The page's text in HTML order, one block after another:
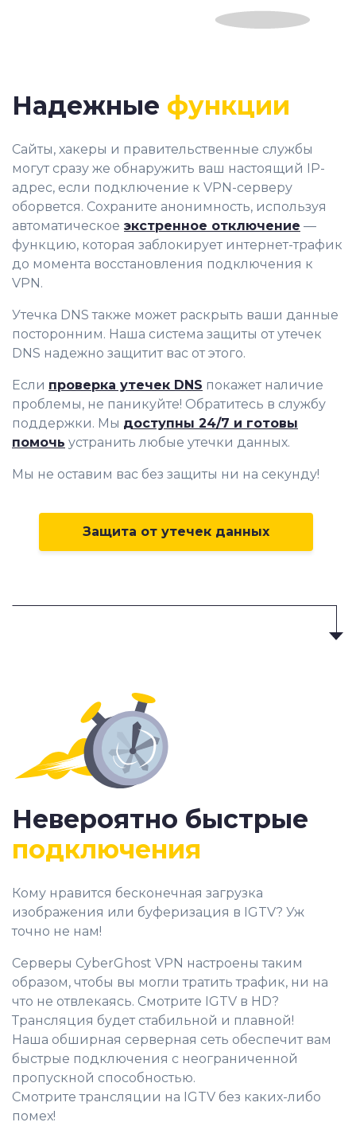
Надежные функции
Сайты, хакеры и правительственные службы
могут сразу же обнаружить ваш настоящий IP-
адрес, если подключение к VPN-серверу
оборвется. Сохраните анонимность, используя
автоматическое экстренное отключение —
функцию, которая заблокирует интернет-трафик
до момента восстановления подключения к
VPN.
Утечка DNS также может раскрыть ваши данные
посторонним. Наша система защиты от утечек
DNS надежно защитит вас от этого.
Если проверка утечек DNS покажет наличие
проблемы, не паникуйте! Обратитесь в службу
поддержки. Мы доступны 24/7 и готовы
помочь устранить любые утечки данных.
Мы не оставим вас без защиты ни на секунду!
Защита от утечек данных
Кому нравится бесконечная загрузка
изображения или буферизация в IGTV? Уж
точно не нам!
Серверы CyberGhost VPN настроены таким
образом, чтобы вы могли тратить трафик, ни на
что не отвлекаясь. Смотрите IGTV в HD?
Трансляция будет стабильной и плавной!
Наша обширная серверная сеть обеспечит вам
быстрые подключения с неограниченной
пропускной способностью.
Смотрите трансляции на IGTV без каких-либо
помех!
Невероятно быстрые
подключения